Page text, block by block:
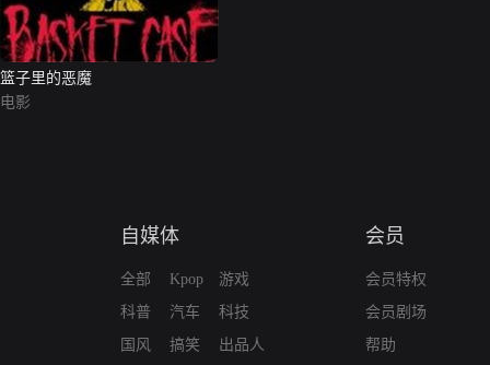
篮子里的恶魔
电影
自媒体
全部
科普
国风
Kpop
汽车
搞笑
游戏
科技
出品人
会员
会员特权
会员剧场
帮助